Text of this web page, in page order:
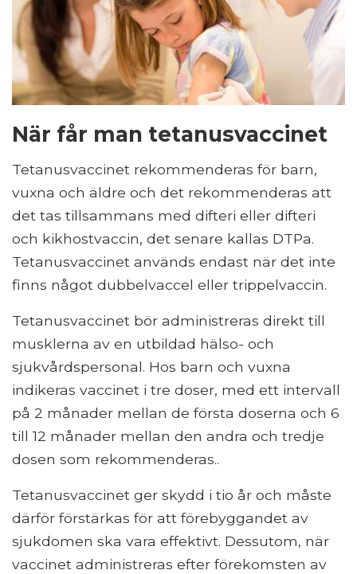
När får man tetanusvaccinet
Tetanusvaccinet rekommenderas för barn,
vuxna och äldre och det rekommenderas att
det tas tillsammans med difteri eller difteri
och kikhostvaccin, det senare kallas DTPa.
Tetanusvaccinet används endast när det inte
finns något dubbelvaccel eller trippelvaccin.
Tetanusvaccinet bör administreras direkt till
musklerna av en utbildad hälso- och
sjukvårdspersonal. Hos barn och vuxna
indikeras vaccinet i tre doser, med ett intervall
på 2 månader mellan de första doserna och 6
till 12 månader mellan den andra och tredje
dosen som rekommenderas..
Tetanusvaccinet ger skydd i tio år och måste
därför förstärkas för att förebyggandet av
sjukdomen ska vara effektivt. Dessutom, när
vaccinet administreras efter förekomsten av